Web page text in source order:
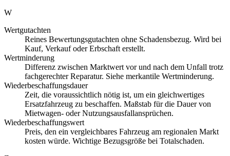
W
Wertgutachten
Reines Bewertungsgutachten ohne Schadensbezug. Wird bei
Kauf, Verkauf oder Erbschaft erstellt.
Wertminderung
Differenz zwischen Marktwert vor und nach dem Unfall trotz
fachgerechter Reparatur. Siehe merkantile Wertminderung.
Wiederbeschaffungsdauer
Zeit, die voraussichtlich nötig ist, um ein gleichwertiges
Ersatzfahrzeug zu beschaffen. Maßstab für die Dauer von
Mietwagen- oder Nutzungsausfallansprüchen.
Wiederbeschaffungswert
Preis, den ein vergleichbares Fahrzeug am regionalen Markt
kosten würde. Wichtige Bezugsgröße bei Totalschaden.